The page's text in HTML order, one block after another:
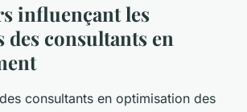
influençant les
consultants en
consultants en optimisation des